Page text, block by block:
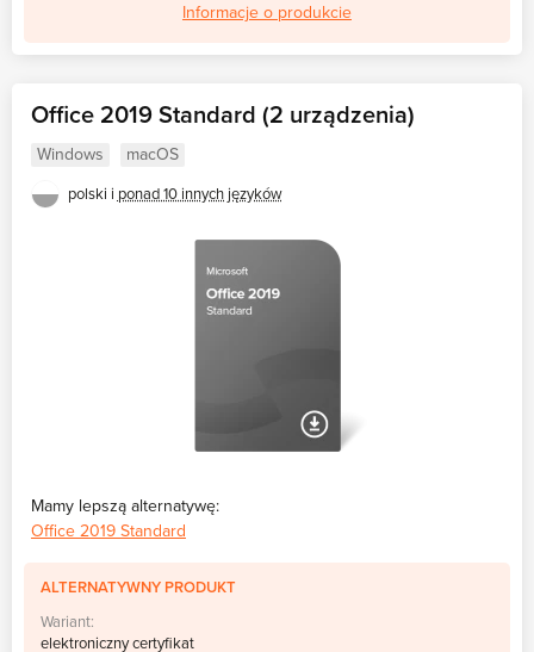
Informacje o produkcie
Office 2019 Standard (2 urządzenia)
Windows macOS
polski i ponad 10 innych języków
Mamy lepszą alternatywę:
Office 2019 Standard
ALTERNATYWNY PRODUKT
Wariant:
elektroniczny certyfikat